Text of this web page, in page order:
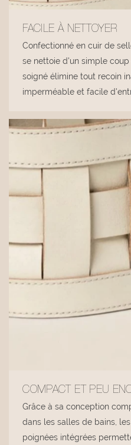
FACILE À NETTOYER
Confectionné en cuir de
se nettoie d'un simple
soigné élimine tout recoin
imperméable et facile
COMPACT ET PEU
Grâce à sa conception
dans les salles de bains,
poignées intégrées